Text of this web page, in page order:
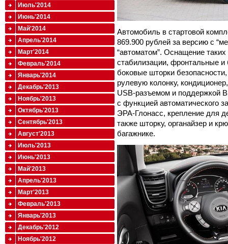
Автомобиль в стартовой
869.900 рублей за версию с
“автоматом”. Оснащение
стабилизации, фронтальные и
боковые шторки
рулевую колонку,
USB-разъемом и поддержкой
с функцией автоматического
ЭРА-Глонасс, крепление для
также шторку, органайзер и
багажнике.
Июль'2014
Июнь'2014
Май'2014
Апрель'2014
Март'2014
Февраль'2014
Январь'2014
Декабрь'2013
Ноябрь'2013
Октябрь'2013
Сентябрь'2013
Август'2013
Июль'2013
Июнь'2013
Май'2013
Апрель'2013
Март'2013
Февраль'2013
Январь'2013
Декабрь'2012
Ноябрь'2012